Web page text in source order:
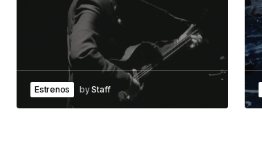
Estrenos byStaff